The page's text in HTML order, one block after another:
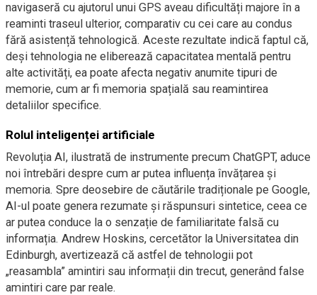
navigaseră cu ajutorul unui GPS aveau dificultăți majore în a
reaminti traseul ulterior, comparativ cu cei care au condus
fără asistență tehnologică. Aceste rezultate indică faptul că,
deși tehnologia ne eliberează capacitatea mentală pentru
alte activități, ea poate afecta negativ anumite tipuri de
memorie, cum ar fi memoria spațială sau reamintirea
detaliilor specifice.
Rolul inteligenței artificiale
Revoluția AI, ilustrată de instrumente precum ChatGPT, aduce
noi întrebări despre cum ar putea influența învățarea și
memoria. Spre deosebire de căutările tradiționale pe Google,
AI-ul poate genera rezumate și răspunsuri sintetice, ceea ce
ar putea conduce la o senzație de familiaritate falsă cu
informația. Andrew Hoskins, cercetător la Universitatea din
Edinburgh, avertizează că astfel de tehnologii pot
„reasambla” amintiri sau informații din trecut, generând false
amintiri care par reale.